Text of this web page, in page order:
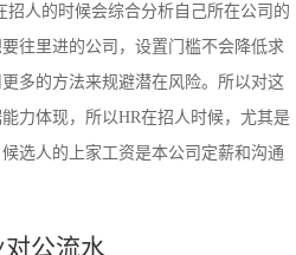
招人的时候会综合分析自己所在公司的
往里进的公司，设置门槛不会降低求
多的方法来规避潜在风险。所以对这
力体现，所以HR在招人时候，尤其是
选人的上家工资是本公司定薪和沟通
对公流水